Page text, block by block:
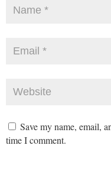
Save my name, email,
time I comment.